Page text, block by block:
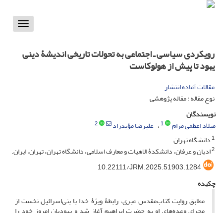
Toggle
رویکردی سیاسی ـ اجتماعی به تحولات تاریخی اندیشۀ دینی
یهود تا پیش از هولوکاست
مقالات آماده انتشار
نوع مقاله : مقاله پژوهشی
نویسندگان
میلاد اعظمی مرام
1 علیرضا مؤیدراد
2
1دانشگاه تهران
2ادیان و عرفان، دانشکدۀ الاهیات و معارف اسلامی، دانشگاه تهران، تهران، ایران.
10.22111/JRM.2025.51903.1284
چکیده
مطابق روایت کتاب‌مقدس عبری، رابطۀ ویژۀ خدا با بنی‌اسرائیل نخست از